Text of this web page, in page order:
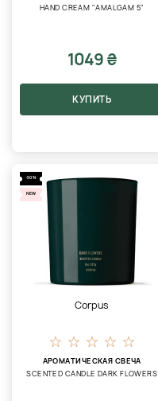
HAND CREAM "AMALGAM 5"
1049 ₴
КУПИТЬ
-50%
NEW
Corpus
АРОМАТИЧЕСКАЯ СВЕЧА
SCENTED CANDLE DARK FLOWERS